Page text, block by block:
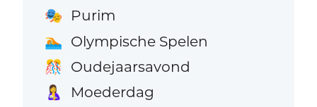
🎭 Purim
🏊 Olympische Spelen
🎊 Oudejaarsavond
🤱 Moederdag